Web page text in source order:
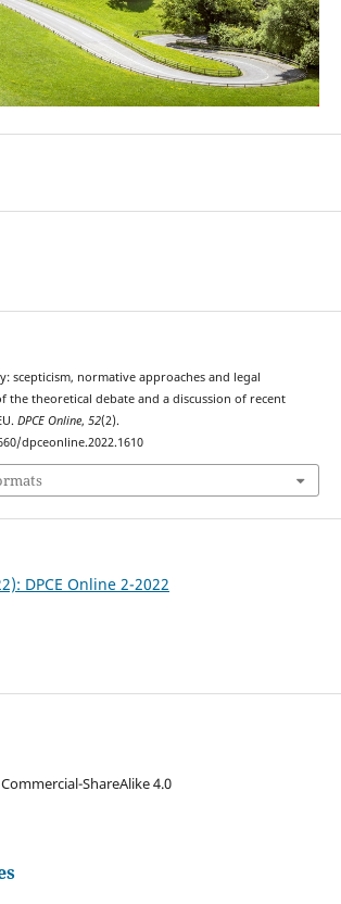
scepticism, normative approaches and legal
the theoretical debate and a discussion of recent
DPCE Online, 52(2).
dpceonline.2022.1610
DPCE Online 2-2022
ShareAlike 4.0